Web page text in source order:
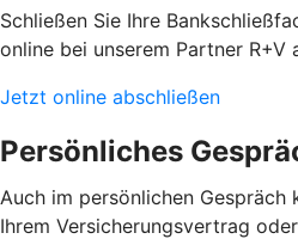
Schließen Sie Ihre
online bei unserem Partner R+V
Jetzt online abschließen
Persönliches
Auch im persönlichen Gespräch
Ihrem Versicherungsvertrag